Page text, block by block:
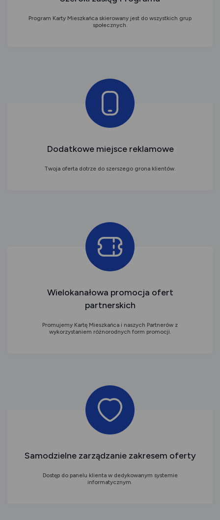
Program Karty Mieszkańca skierowany jest do wszystkich grup
społecznych.
Dodatkowe miejsce reklamowe
Twoja oferta dotrze do szerszego grona klientów.
Wielokanałowa promocja ofert
partnerskich
Promujemy Kartę Mieszkańca i naszych Partnerów z
wykorzystaniem różnorodnych form promocji.
Samodzielne zarządzanie zakresem oferty
Dostęp do panelu klienta w dedykowanym systemie
informatycznym.